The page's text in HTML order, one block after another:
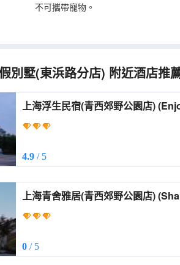
不可攜帶寵物。
別墅(東浜路分店) 附近酒店推
上海浮生民
4.9 / 5
上海青舍雅居(青西郊野公園店) (Shanghai
Qingshe Elegant Residence (Qingxi
0 / 5